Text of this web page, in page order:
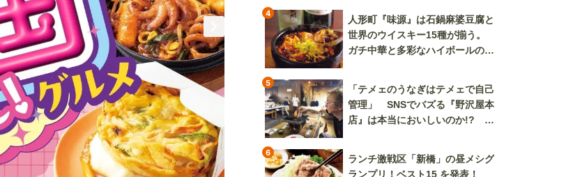
4
人形町『味源』は石鍋麻婆豆腐と
世界のウイスキー15種が揃う。
ガチ中華と多彩なハイボールの組
5
「テメェのうなぎはテメェで自己
管理」 SNSでバズる『野沢屋本
店』は本当においしいのか!? い
6
ランチ激戦区「新橋」の昼メシグ
ランプリ！ベスト15 を発表！